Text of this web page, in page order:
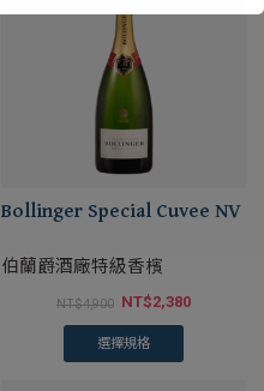
Bollinger Special Cuvee NV
伯蘭爵酒廠特級香檳
NT$4,900 NT$2,380
選擇規格